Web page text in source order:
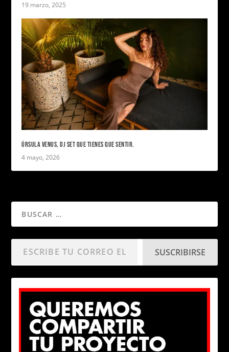
19 marzo, 2025
ÚRSULA VENUS, DJ SET QUE TIENES QUE SENTIR.
4 mayo, 2026
SUSCRIBIRSE